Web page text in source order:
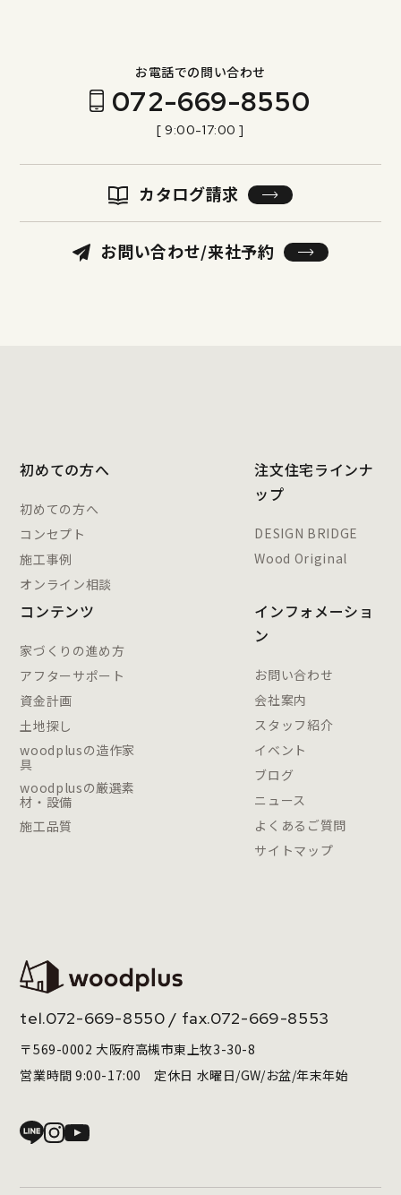
お電話での問い合わせ
072-669-8550
[ 9:00-17:00 ]
カタログ請求
お問い合わせ/来社予約
初めての方へ
初めての方へ
コンセプト
施工事例
オンライン相談
注文住宅ラインナ
ップ
DESIGN BRIDGE
Wood Original
コンテンツ
家づくりの進め方
アフターサポート
資金計画
土地探し
woodplusの造作家
具
woodplusの厳選素
材・設備
施工品質
インフォメーショ
ン
お問い合わせ
会社案内
スタッフ紹介
イベント
ブログ
ニュース
よくあるご質問
サイトマップ
tel.072-669-8550 / fax.072-669-8553
〒569-0002 大阪府高槻市東上牧3-30-8
営業時間 9:00-17:00 定休日 水曜日/GW/お盆/年末年始